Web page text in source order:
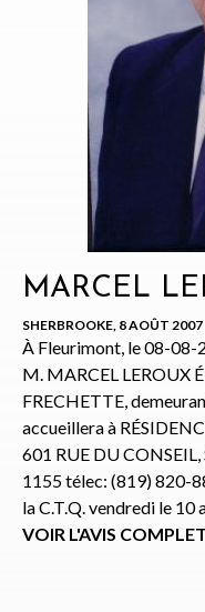
MARCEL
SHERBROOKE, 8 AOÛT 2007
À Fleurimont, le 08-08-
M. MARCEL LEROUX
FRECHETTE,
accueillera à
601 RUE DU
1155 télec: (819) 820-
la C.T.Q. vendredi le
VOIR L'AVIS COMPLET